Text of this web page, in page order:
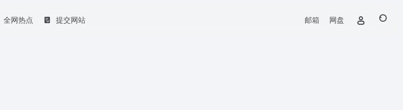
全网热点 提交网站 邮箱 网盘